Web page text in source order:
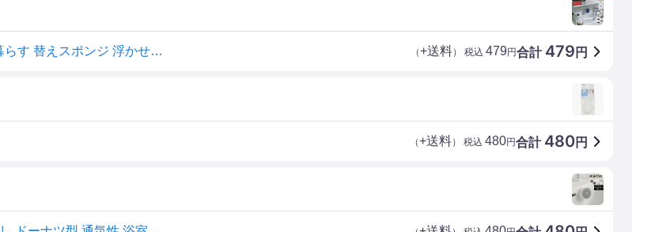
marna マーナ 洗面スポンジ POCO リフィル 2個入 W647 きれいに暮らす 替えスポンジ 浮かせる収納 食器洗い お風呂 ホワイト グレー 日本製 合計 479 円
（+送料） 税込 479円
合計 480円
（+送料） 税込 480円